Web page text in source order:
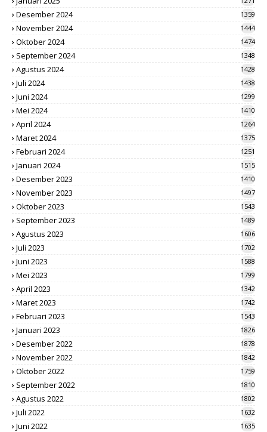
Desember 2024 1359
November 2024 1444
Oktober 2024 1474
September 2024 1348
Agustus 2024 1428
Juli 2024 1438
Juni 2024 1299
Mei 2024 1410
April 2024 1264
Maret 2024 1375
Februari 2024 1251
Januari 2024 1515
Desember 2023 1410
November 2023 1497
Oktober 2023 1543
September 2023 1489
Agustus 2023 1606
Juli 2023 1702
Juni 2023 1588
Mei 2023 1799
April 2023 1342
Maret 2023 1742
Februari 2023 1543
Januari 2023 1826
Desember 2022 1878
November 2022 1842
Oktober 2022 1759
September 2022 1810
Agustus 2022 1802
Juli 2022 1632
Juni 2022 1635